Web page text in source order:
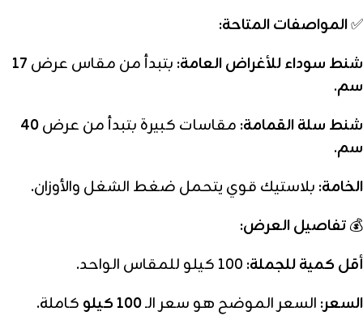
✅المواصفات المتاحة:
شنط سوداء للأغراض العامة: بتبدأ من مقاس عرض 17
سم.
شنط سلة القمامة: مقاسات كبيرة بتبدأ من عرض40
سم.
الخامة: بلاستيك قوي يتحمل ضغط الشغل والأوزان.
💰تفاصيل العرض:
أقل كمية للجملة:
السعر: السعر الموضح هو سعر الـ100 كيلو
كاملة.